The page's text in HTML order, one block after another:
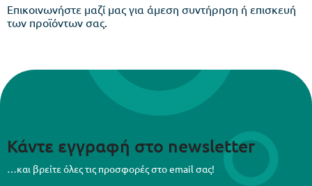
Επικοινωνήστε μαζί μας για άμεση συντήρηση ή επισκευή
των προϊόντων σας.
Κάντε εγγραφή στο newsletter
…και βρείτε όλες τις προσφορές στο email σας!